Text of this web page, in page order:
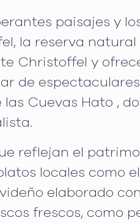
paisajes y
la reserva
Christoffel y
de
Cuevas Hato ,
reflejan el
locales como
elaborado
frescos, como